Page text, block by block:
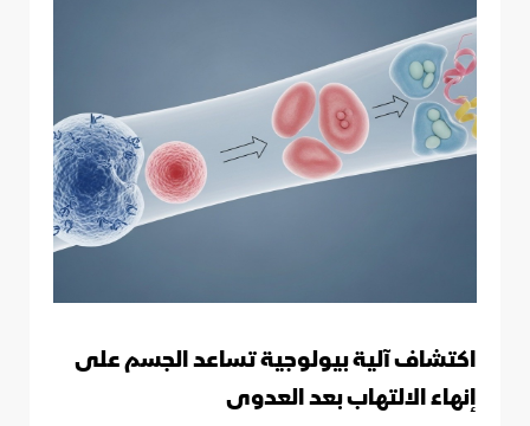
اكتشاف آلية بيولوجية تساعد الجسم على
إنهاء الالتهاب بعد العدوى